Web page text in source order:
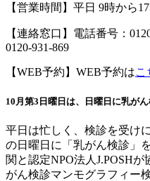
【営業時間】平日 9時から
【連絡窓口】電話番号：
0120-931-869
【WEB予約】WEB予約はこ
10月第3日曜日は、日曜日に乳が
平日は忙しく、検診を受け
の日曜日に「乳がん検診」
関と認定NPO法人J.POSH
がん検診マンモグラフィー